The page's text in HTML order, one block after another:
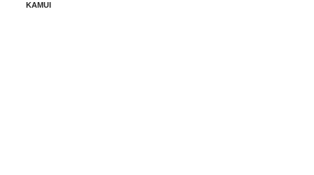
KAMUI